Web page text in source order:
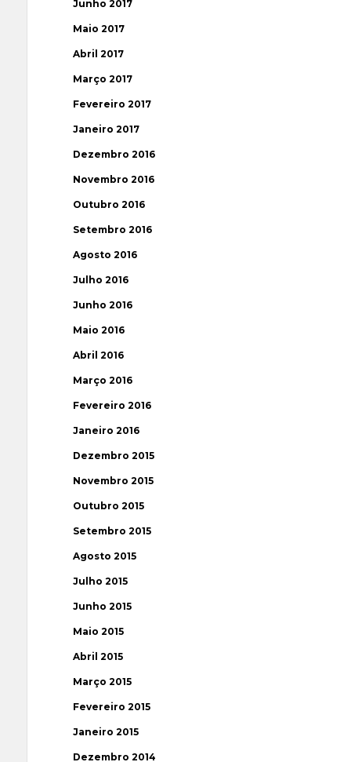
Junho 2017
Maio 2017
Abril 2017
Março 2017
Fevereiro 2017
Janeiro 2017
Dezembro 2016
Novembro 2016
Outubro 2016
Setembro 2016
Agosto 2016
Julho 2016
Junho 2016
Maio 2016
Abril 2016
Março 2016
Fevereiro 2016
Janeiro 2016
Dezembro 2015
Novembro 2015
Outubro 2015
Setembro 2015
Agosto 2015
Julho 2015
Junho 2015
Maio 2015
Abril 2015
Março 2015
Fevereiro 2015
Janeiro 2015
Dezembro 2014